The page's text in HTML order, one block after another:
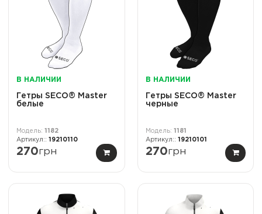
В НАЛИЧИИ
Гетры SECO® Master
белые
1182
19210110
270грн
В НАЛИЧИИ
Гетры SECO® Master
черные
1181
19210101
270грн